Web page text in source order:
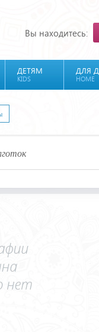
Вы находитесь:
ДЕТЯМ
KIDS
ДЛЯ
HOME